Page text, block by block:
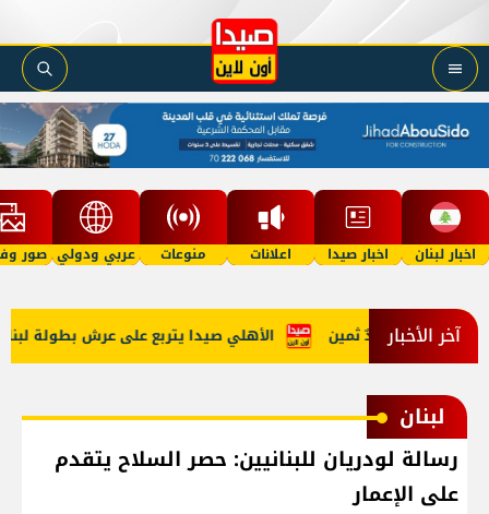
اخبار لبنان اخبار صيدا اعلانات منوعات عربي ودولي صور
آخر الأخبار الأهلي صيدا يتربع على عرش بطولة لبنان وصيدٌ ثمين
لبنان
رسالة لودريان للبنانيين: حصر السلاح يتقدم
على الإعمار